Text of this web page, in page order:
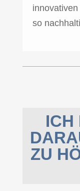
so
ICH
ZU